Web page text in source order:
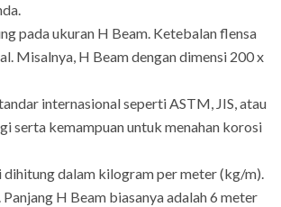
pada ukuran H Beam. Ketebalan flensa
Misalnya, H Beam dengan dimensi 200 x
internasional seperti ASTM, JIS, atau
serta kemampuan untuk menahan korosi
dalam kilogram per meter (kg/m).
H Beam biasanya adalah 6 meter